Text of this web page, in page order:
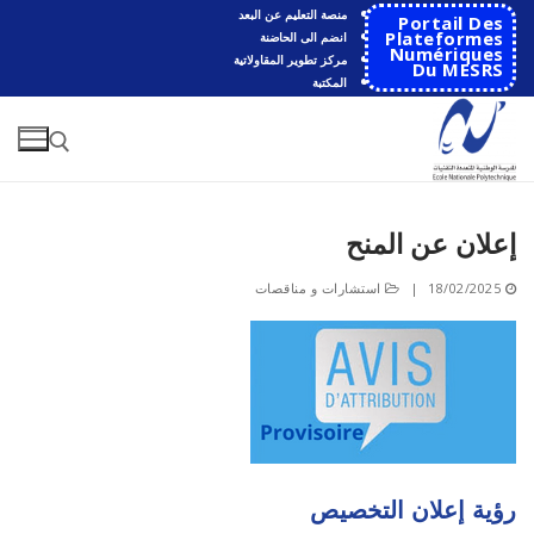
التجاوز
إلى
المحتوى
Portail Des
Plateformes
Numériques
Du MESRS
منصة التعليم عن البعد
انضم الى الحاضنة
مركز تطوير المقاولاتية
المكتبة
البحث
عن:
المدرسة
تاريخ المدرسة
الهندسة الاتوماتكية
إعلان عن المنح
18/02/2025
| استشارات و مناقصات
رؤية إعلان التخصيص